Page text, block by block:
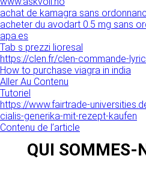
achat de kamagra sans
acheter du avodart 0.5 mg sans
apa.es
Tab s prezzi lioresal
https://clen.fr/clen-commande-
How to purchase viagra in india
Aller Au Contenu
Tutoriel
https://www.fairtrade-
cialis-generika-mit-rezept-kaufen
Contenu de l’article
QUI SOMMES-
Le site utilise la
Internet ne pourra être
De plus, l’utilisateur du
au site en utilisant un
contenant pas de virus et
de dernière génération
5. PROPRIÉTÉ
service.
LIENS VERS
CLEN propose sur son
sites tiers. CLEN ne pourra
responsable du contenu
utilisateurs.
AVIS RELATIF
SÉCURITÉ